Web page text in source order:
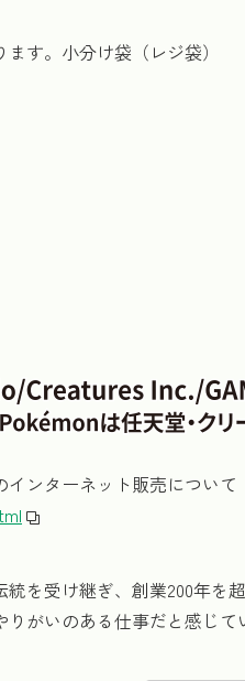
す。小分け袋（レジ袋）
インターネット販売について
を受け継ぎ、創業200年
がいのある仕事だと感じて